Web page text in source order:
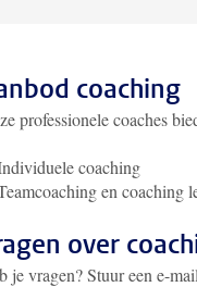
coaching
professionele coaches
coaching
en coaching
over
je vragen? Stuur een e-